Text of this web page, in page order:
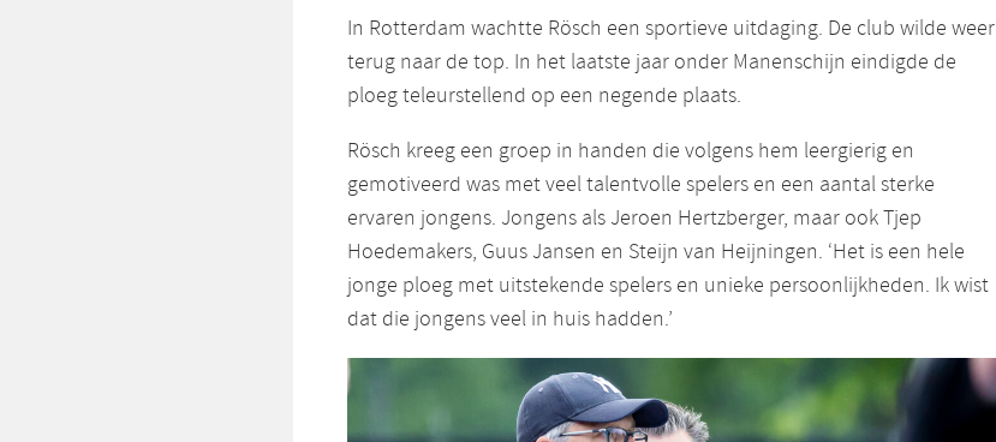
In Rotterdam wachtte Rösch een sportieve uitdaging. De club wilde weer
terug naar de top. In het laatste jaar onder Manenschijn eindigde de
ploeg teleurstellend op een negende plaats.
Rösch kreeg een groep in handen die volgens hem leergierig en
gemotiveerd was met veel talentvolle spelers en een aantal sterke
ervaren jongens. Jongens als Jeroen Hertzberger, maar ook Tjep
Hoedemakers, Guus Jansen en Steijn van Heijningen. ‘Het is een hele
jonge ploeg met uitstekende spelers en unieke persoonlijkheden. Ik wist
dat die jongens veel in huis hadden.’